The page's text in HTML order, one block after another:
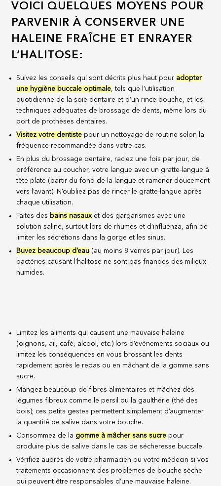
VOICI QUELQUES MOYENS POUR
PARVENIR À CONSERVER UNE
HALEINE FRAÎCHE ET ENRAYER
L’HALITOSE:
Suivez les conseils qui sont décrits plus haut pour adopter
une hygiène buccale optimale, tels que l’utilisation
quotidienne de la soie dentaire et d’un rince-bouche, et les
techniques adéquates de brossage de dents, même lors du
port de prothèses dentaires.
Visitez votre dentiste pour un nettoyage de routine selon la
fréquence recommandée dans votre cas.
En plus du brossage dentaire, raclez une fois par jour, de
préférence au coucher, votre langue avec un gratte-langue à
tête plate (partir du fond de la langue et ramener doucement
vers l’avant). N’oubliez pas de rincer le gratte-langue après
chaque utilisation.
Faites des bains nasauxet des gargarismes avec une
solution saline, surtout lors de rhumes et d’influenza, afin de
limiter les sécrétions dans la gorge et les sinus.
Buvez beaucoup d’eau (au moins 8 verres par jour). Les
bactéries causant l’halitose ne sont pas friandes des milieux
humides.
Limitez les aliments qui causent une mauvaise haleine
(oignons, ail, café, alcool, etc.) lors d’événements sociaux ou
limitez les conséquences en vous brossant les dents
rapidement après le repas ou en mâchant de la gomme sans
sucre.
Mangez beaucoup de fibres alimentaires et mâchez des
légumes fibreux comme le persil ou la gaulthérie (thé des
bois); ces petits gestes permettent simplement d’augmenter
la quantité de salive dans votre bouche.
Consommez de la gomme à mâcher sans sucre pour
produire plus de salive dans le cas de sécheresse buccale.
Vérifiez auprès de votre pharmacien ou votre médecin si vos
traitements occasionnent des problèmes de bouche sèche
qui peuvent être responsables d’une mauvaise haleine.